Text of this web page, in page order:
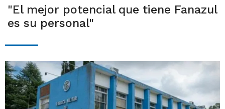
"El mejor potencial que tiene Fanazul
es su personal"